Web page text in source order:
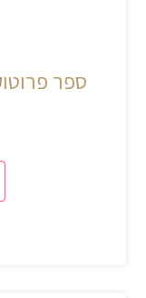
ספר